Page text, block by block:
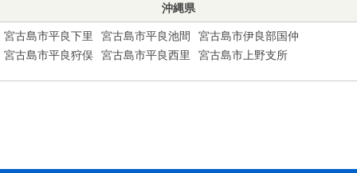
沖縄県
宮古島市平良下里 宮古島市平良池間
宮古島市伊良部国仲
宮古島市平良狩俣
宮古島市平良西里 宮古島市上野支所